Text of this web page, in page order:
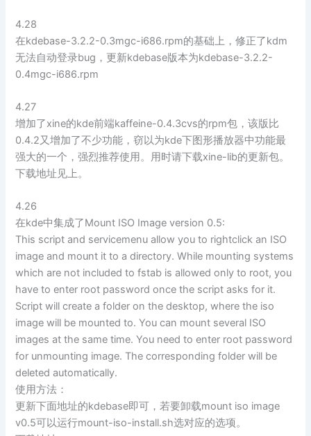
4.28
在kdebase-3.2.2-0.3mgc-i686.rpm的基础上，修正了kdm
无法自动登录bug，更新kdebase版本为kdebase-3.2.2-
0.4mgc-i686.rpm
4.27
增加了xine的kde前端kaffeine-0.4.3cvs的rpm包，该版比
0.4.2又增加了不少功能，窃以为kde下图形播放器中功能最
强大的一个，强烈推荐使用。用时请下载xine-lib的更新包。
下载地址见上。
4.26
在kde中集成了Mount ISO Image version 0.5:
This script and servicemenu allow you to rightclick an ISO
image and mount it to a directory. While mounting systems
which are not included to fstab is allowed only to root, you
have to enter root password once the script asks for it.
Script will create a folder on the desktop, where the iso
image will be mounted to. You can mount several ISO
images at the same time. You need to enter root password
for unmounting image. The corresponding folder will be
deleted automatically.
使用方法：
更新下面地址的kdebase即可，若要卸载mount iso image
v0.5可以运行mount-iso-install.sh选对应的选项。